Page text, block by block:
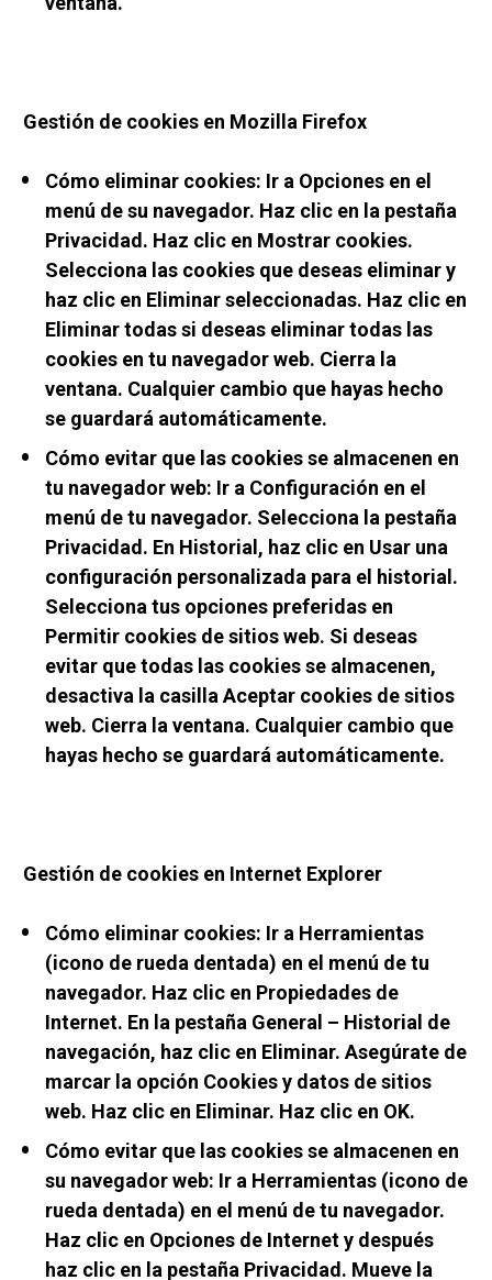
Gestión de cookies en Mozilla Firefox
Cómo eliminar cookies: Ir a Opciones en el
menú de su navegador. Haz clic en la pestaña
Privacidad. Haz clic en Mostrar cookies.
Selecciona las cookies que deseas eliminar y
haz clic en Eliminar seleccionadas. Haz clic en
Eliminar todas si deseas eliminar todas las
cookies en tu navegador web. Cierra la
ventana. Cualquier cambio que hayas hecho
se guardará automáticamente.
Cómo evitar que las cookies se almacenen en
tu navegador web: Ir a Configuración en el
menú de tu navegador. Selecciona la pestaña
Privacidad. En Historial, haz clic en Usar una
configuración personalizada para el historial.
Selecciona tus opciones preferidas en
Permitir cookies de sitios web. Si deseas
evitar que todas las cookies se almacenen,
desactiva la casilla Aceptar cookies de sitios
web. Cierra la ventana. Cualquier cambio que
hayas hecho se guardará automáticamente.
Gestión de cookies en Internet Explorer
Cómo eliminar cookies: Ir a Herramientas
(icono de rueda dentada) en el menú de tu
navegador. Haz clic en Propiedades de
Internet. En la pestaña General – Historial de
navegación, haz clic en Eliminar. Asegúrate de
marcar la opción Cookies y datos de sitios
web. Haz clic en Eliminar. Haz clic en OK.
Cómo evitar que las cookies se almacenen en
su navegador web: Ir a Herramientas (icono de
rueda dentada) en el menú de tu navegador.
Haz clic en Opciones de Internet y después
haz clic en la pestaña Privacidad. Mueve la